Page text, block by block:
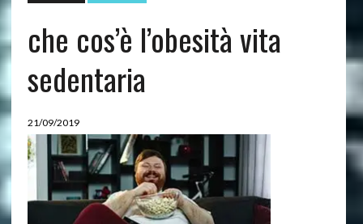
che cos’è l’obesità vita
sedentaria
21/09/2019